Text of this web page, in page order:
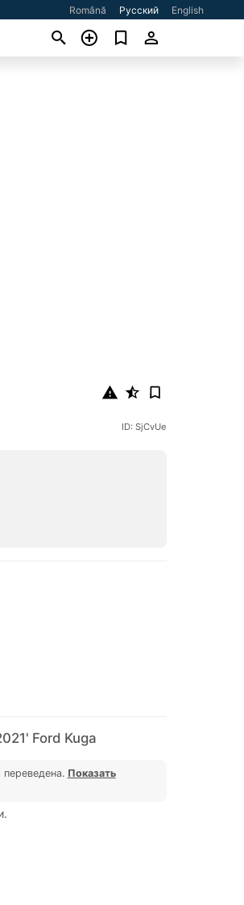
Română Русский English
ID: SjCvUe
Ford Kuga
Показать